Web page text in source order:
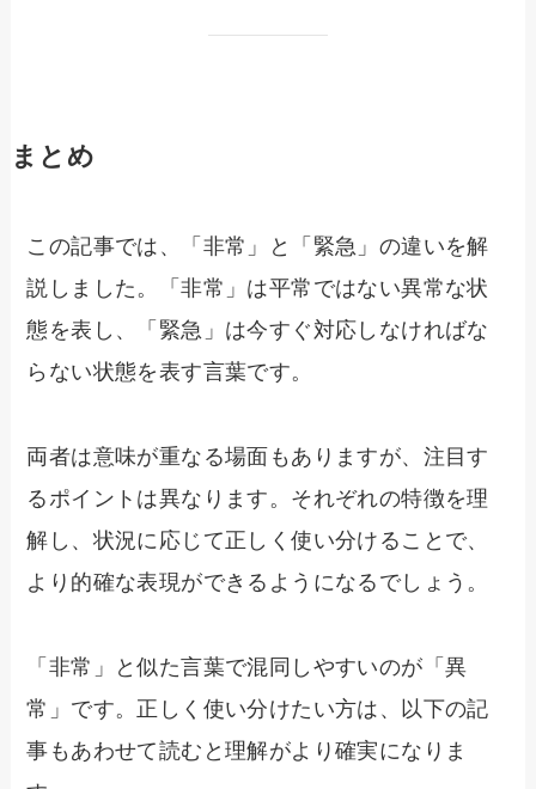
まとめ
この記事では、「非常」と「緊急」の違いを解
説しました。「非常」は平常ではない異常な状
態を表し、「緊急」は今すぐ対応しなければな
らない状態を表す言葉です。
両者は意味が重なる場面もありますが、注目す
るポイントは異なります。それぞれの特徴を理
解し、状況に応じて正しく使い分けることで、
より的確な表現ができるようになるでしょう。
「非常」と似た言葉で混同しやすいのが「異
常」です。正しく使い分けたい方は、以下の記
事もあわせて読むと理解がより確実になりま